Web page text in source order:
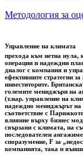
Методология за
Управление на климата
прехода към нетна нула,
операции и надеждни
диалог с компания и
ефективните стратегии
инвеститорите.
големите мениджъри на
(т.нар. управление на
надеждно мениджърът на
съответствие с
влияние върху бизнес
свързани с климата, на
последователен
споразумение, F за
компанията, така и